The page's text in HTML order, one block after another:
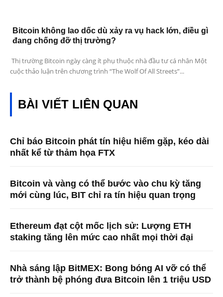
Bitcoin không lao dốc dù xảy ra vụ hack lớn, điều gì
đang chống đỡ thị trường?
Thị trường Bitcoin ngày càng ít phụ thuộc nhà đầu tư cá nhân Một
cuộc thảo luận trên chương trình “The Wolf Of All Streets”...
BÀI VIẾT LIÊN QUAN
Chỉ báo Bitcoin phát tín hiệu hiếm gặp, kéo dài
nhất kể từ thảm họa FTX
Bitcoin và vàng có thể bước vào chu kỳ tăng
mới cùng lúc, BIT chỉ ra tín hiệu quan trọng
Ethereum đạt cột mốc lịch sử: Lượng ETH
staking tăng lên mức cao nhất mọi thời đại
Nhà sáng lập BitMEX: Bong bóng AI vỡ có thể
trở thành bệ phóng đưa Bitcoin lên 1 triệu USD